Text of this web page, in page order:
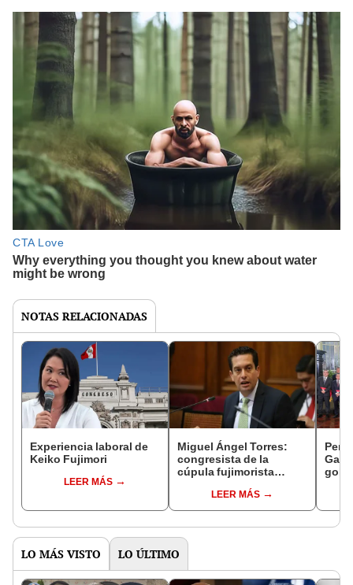
NOTAS RELACIONADAS
Experiencia laboral de
Keiko Fujimori
LEER MÁS
Miguel Ángel Torres:
congresista de la
cúpula fujimorista
del SenadoLEER MÁS
LO MÁS VISTO LO ÚLTIMO